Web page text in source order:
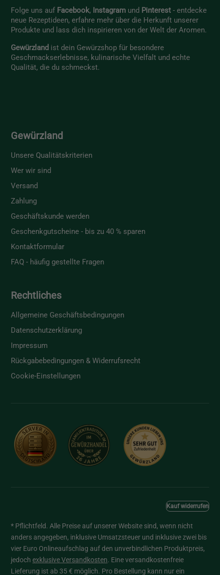
Folge uns auf Facebook, Instagram und Pinterest - entdecke
neue Rezeptideen, erfahre mehr über die Herkunft unserer
Produkte und lass dich inspirieren von der Welt der Aromen.
Gewürzland ist dein Gewürzshop für besondere
Geschmackserlebnisse, kulinarische Vielfalt und echte
Qualität, die du schmeckst.
Gewürzland
Unsere Qualitätskriterien
Wer wir sind
Versand
Zahlung
Geschäftskunde werden
Geschenkgutscheine - bis zu 40 % sparen
Kontaktformular
FAQ - häufig gestellte Fragen
Rechtliches
Allgemeine Geschäftsbedingungen
Datenschutzerklärung
Impressum
Rückgabebedingungen & Widerrufsrecht
Cookie-Einstellungen
Kauf widerrufen
* Pflichtfeld. Alle Preise auf unserer Website sind, wenn nicht
anders angegeben, inklusive Umsatzsteuer und inklusive zwei bis
vier Euro Onlineaufschlag auf den unverbindlichen Produktpreis,
jedoch exklusive Versandkosten. Eine versandkostenfreie
Lieferung ist ab 35 € möglich. Pro Bestellung kann nur ein